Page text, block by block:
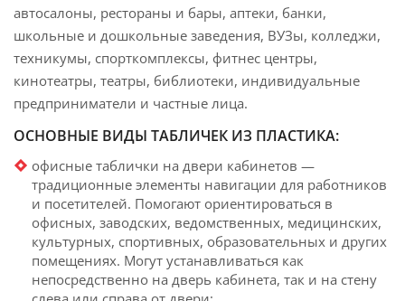
автосалоны, рестораны и бары, аптеки, банки,
школьные и дошкольные заведения, ВУЗы, колледжи,
техникумы, спорткомплексы, фитнес центры,
кинотеатры, театры, библиотеки, индивидуальные
предприниматели и частные лица.
ОСНОВНЫЕ ВИДЫ ТАБЛИЧЕК ИЗ ПЛАСТИКА:
офисные таблички на двери кабинетов —
традиционные элементы навигации для работников
и посетителей. Помогают ориентироваться в
офисных, заводских, ведомственных, медицинских,
культурных, спортивных, образовательных и других
помещениях. Могут устанавливаться как
непосредственно на дверь кабинета, так и на стену